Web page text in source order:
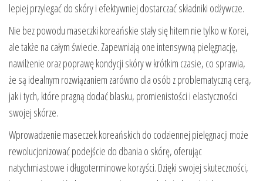
lepiej przylegać do skóry i efektywniej dostarczać składniki odżywcze.
Nie bez powodu maseczki koreańskie stały się hitem nie tylko w Korei,
ale także na całym świecie. Zapewniają one intensywną pielęgnację,
nawilżenie oraz poprawę kondycji skóry w krótkim czasie, co sprawia,
że są idealnym rozwiązaniem zarówno dla osób z problematyczną cerą,
jak i tych, które pragną dodać blasku, promienistości i elastyczności
swojej skórze.
Wprowadzenie maseczek koreańskich do codziennej pielęgnacji może
rewolucjonizować podejście do dbania o skórę, oferując
natychmiastowe i długoterminowe korzyści. Dzięki swojej skuteczności,